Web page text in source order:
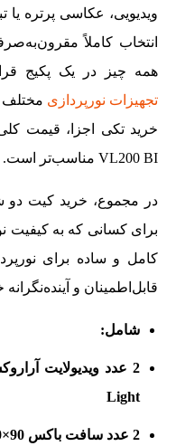
ویدیویی، عکاسی پرتره یا
انتخاب کاملاً
همه چیز در یک پکیج
تجهیزات نورپردازی مختلف
خرید تکی اجزا، قیمت
VL200 BI مناسب‌تر است.
برای کسانی که به کیفیت
کامل و ساده برای
قابل‌اطمینان و آینده‌نگرانه
شامل:
Light
2 عدد سافت باکس 90×60 ( بدون زنبوری )